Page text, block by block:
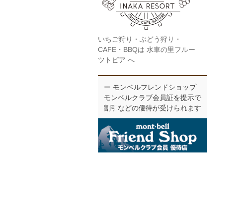
いちご狩り・ぶどう狩り・
CAFE・BBQは 水車の里フルー
ツトピア へ
ー モンベルフレンドショップ
モンベルクラブ会員証を提示で
割引などの優待が受けられます